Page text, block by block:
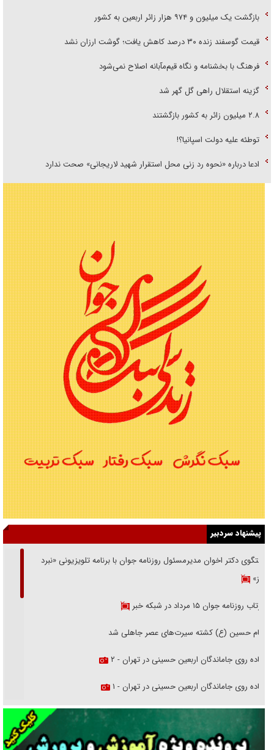
بازگشت یک میلیون و ۹۷۴ هزار زائر اربعین به کشور
قیمت گوسفند زنده ۳۰ درصد کاهش یافت؛ گوشت ارزان نشد
فرهنگ با بخشنامه و نگاه قیم‌مآبانه اصلاح نمی‌شود
گزینه استقلال راهی گل گهر شد
۲.۸ میلیون زائر به کشور بازگشتند
توطئه علیه دولت اسپانیا؟!
ادعا درباره «نحوه رد زنی محل استقرار شهید لاریجانی» صحت ندارد
پیشنهاد سردبیر
گفتگوی دکتر اخوان مدیرمسئول روزنامه جوان با برنامه تلویزیونی «نبرد
هرمز»
بازتاب روزنامه جوان ۱۵ مرداد در شبکه خبر
امام حسین (ع) کشته سیرت‌های عصر جاهلی شد
پیاده روی جاماندگان اربعین حسینی در تهران - ۲
پیاده روی جاماندگان اربعین حسینی در تهران - ۱
فریاد‌ها و ناله‌های دوستان مبارزدلم را آتش می‌زد
تغییر رویه دشمن در ترور از شیخ فضل‌الله تا مصباح یزدی